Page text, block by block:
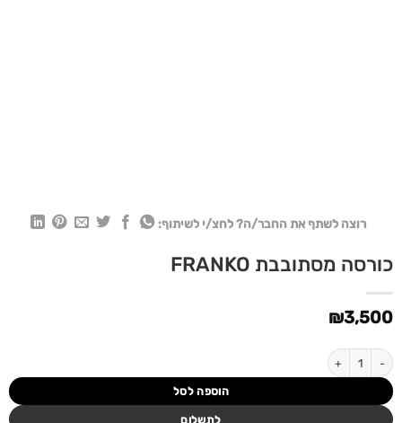
רוצה לשתף את החבר/ה? לחצ/י לשיתוף:
כורסה מסתובבת FRANKO
₪3,500
כמות של כורסה מסתובבת FRANKO
הוספה לסל
לתשלום